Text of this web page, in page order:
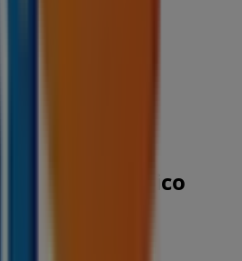
Palermo
a Partinico